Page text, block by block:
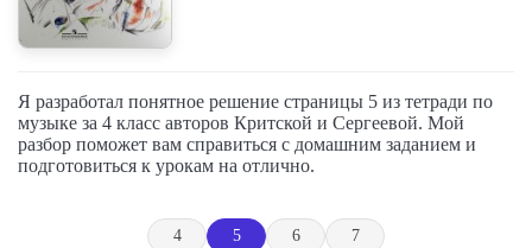
Я разработал понятное решение страницы 5 из тетради по
музыке за 4 класс авторов Критской и Сергеевой. Мой
разбор поможет вам справиться с домашним заданием и
подготовиться к урокам на отлично.
4 5 6 7